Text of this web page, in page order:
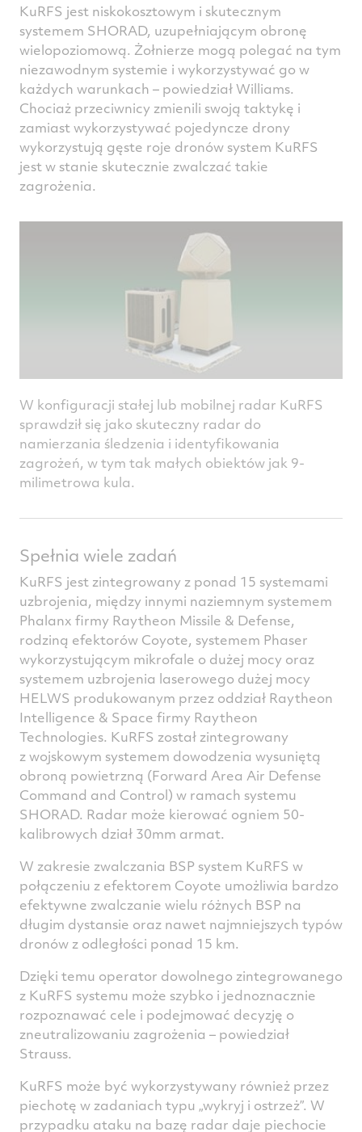
KuRFS jest niskokosztowym i skutecznym
systemem SHORAD, uzupełniającym obronę
wielopoziomową. Żołnierze mogą polegać na tym
niezawodnym systemie i wykorzystywać go w
każdych warunkach – powiedział Williams.
Chociaż przeciwnicy zmienili swoją taktykę i
zamiast wykorzystywać pojedyncze drony
wykorzystują gęste roje dronów system KuRFS
jest w stanie skutecznie zwalczać takie
zagrożenia.
W konfiguracji stałej lub mobilnej radar KuRFS
sprawdził się jako skuteczny radar do
namierzania śledzenia i identyfikowania
zagrożeń, w tym tak małych obiektów jak 9-
milimetrowa kula.
Spełnia wiele zadań
KuRFS jest zintegrowany z ponad 15 systemami
uzbrojenia, między innymi naziemnym systemem
Phalanx firmy Raytheon Missile & Defense,
rodziną efektorów Coyote, systemem Phaser
wykorzystującym mikrofale o dużej mocy oraz
systemem uzbrojenia laserowego dużej mocy
HELWS produkowanym przez oddział Raytheon
Intelligence & Space firmy Raytheon
Technologies. KuRFS został zintegrowany
z wojskowym systemem dowodzenia wysuniętą
obroną powietrzną (Forward Area Air Defense
Command and Control) w ramach systemu
SHORAD. Radar może kierować ogniem 50-
kalibrowych dział 30mm armat.
W zakresie zwalczania BSP system KuRFS w
połączeniu z efektorem Coyote umożliwia bardzo
efektywne zwalczanie wielu różnych BSP na
długim dystansie oraz nawet najmniejszych typów
dronów z odległości ponad 15 km.
Dzięki temu operator dowolnego zintegrowanego
z KuRFS systemu może szybko i jednoznacznie
rozpoznawać cele i podejmować decyzję o
zneutralizowaniu zagrożenia – powiedział
Strauss.
KuRFS może być wykorzystywany również przez
piechotę w zadaniach typu „wykryj i ostrzeż”. W
przypadku ataku na bazę radar daje piechocie